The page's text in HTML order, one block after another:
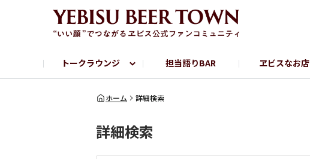
トークラウンジ
フリートーク
担当語りBAR ヱビスなお店
ヱビス提供店情報
ヱビスブランドサイト
サッポロビール公式Instagram
ホーム 詳細検索
詳細検索